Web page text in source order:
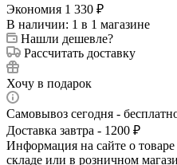
Экономия 1 330 ₽
В наличии: 1 в 1 магазине
Нашли дешевле?
Рассчитать доставку
Хочу в подарок
Самовывоз сегодня -
Доставка завтра - 1200 ₽
Информация на сайте о
складе или в розничном